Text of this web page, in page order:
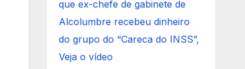
que ex-chefe de gabinete de
Alcolumbre recebeu dinheiro
do grupo do “Careca do INSS”,
Veja o vídeo